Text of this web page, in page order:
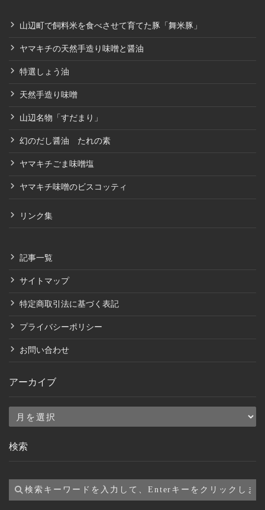
山辺町で飼料米を食べさせて育てた豚「舞米豚」
ヤマキチの天然手造り味噌と醤油
特選しょう油
天然手造り味噌
山辺名物「すだまり」
幻のだし醤油 たれの素
ヤマキチごま味噌塩
ヤマキチ味噌のビスコッティ
リンク集
記事一覧
サイトマップ
特定商取引法に基づく表記
プライバシーポリシー
お問い合わせ
アーカイブ
ア
カ
ブ
検索